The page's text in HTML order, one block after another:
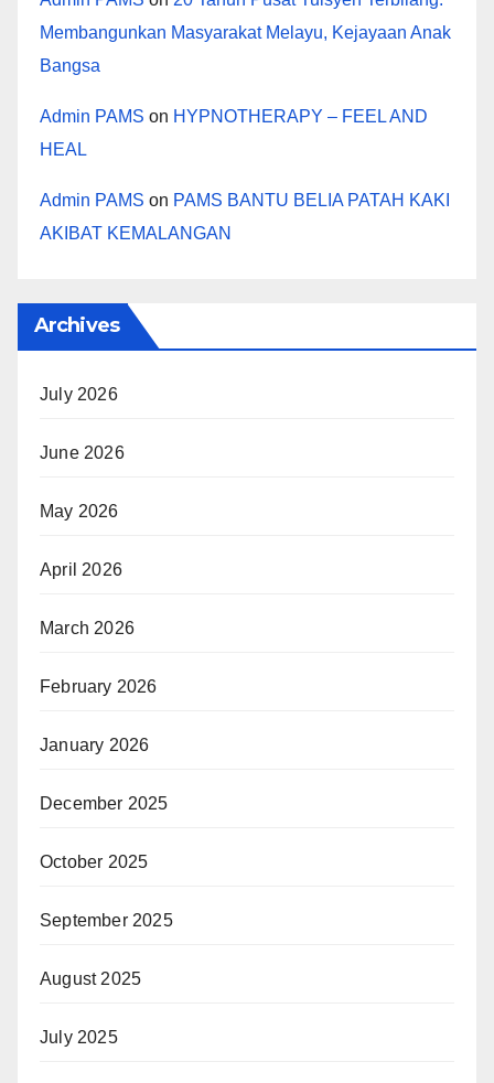
Membangunkan Masyarakat Melayu, Kejayaan Anak
Bangsa
Admin PAMS on HYPNOTHERAPY – FEEL AND
HEAL
Admin PAMS on PAMS BANTU BELIA PATAH KAKI
AKIBAT KEMALANGAN
Archives
July 2026
June 2026
May 2026
April 2026
March 2026
February 2026
January 2026
December 2025
October 2025
September 2025
August 2025
July 2025